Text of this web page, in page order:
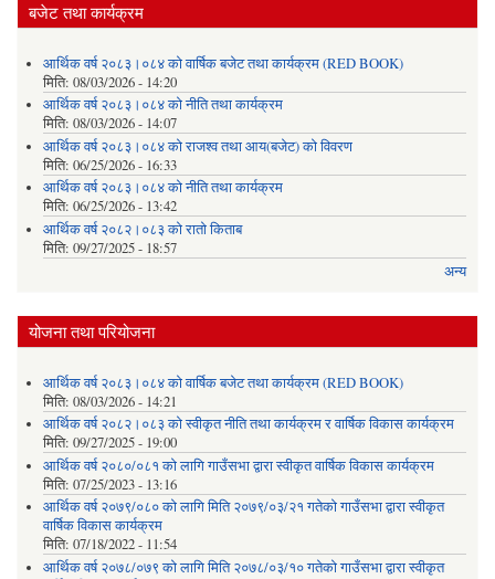
बजेट तथा कार्यक्रम
आर्थिक वर्ष २०८३।०८४ को वार्षिक बजेट तथा कार्यक्रम (RED BOOK)
मिति: 08/03/2026 - 14:20
आर्थिक वर्ष २०८३।०८४ को नीति तथा कार्यक्रम
मिति: 08/03/2026 - 14:07
आर्थिक वर्ष २०८३।०८४ को राजश्व तथा आय(बजेट) को विवरण
मिति: 06/25/2026 - 16:33
आर्थिक वर्ष २०८३।०८४ को नीति तथा कार्यक्रम
मिति: 06/25/2026 - 13:42
आर्थिक वर्ष २०८२।०८३ को रातो किताब
मिति: 09/27/2025 - 18:57
अन्य
योजना तथा परियोजना
आर्थिक वर्ष २०८३।०८४ को वार्षिक बजेट तथा कार्यक्रम (RED BOOK)
मिति: 08/03/2026 - 14:21
आर्थिक वर्ष २०८२।०८३ को स्वीकृत नीति तथा कार्यक्रम र वार्षिक विकास कार्यक्रम
मिति: 09/27/2025 - 19:00
आर्थिक वर्ष २०८०/०८१ को लागि गाउँसभा द्वारा स्वीकृत वार्षिक विकास कार्यक्रम
मिति: 07/25/2023 - 13:16
आर्थिक वर्ष २०७९/०८० को लागि मिति २०७९/०३/२१ गतेको गाउँसभा द्वारा स्वीकृत
वार्षिक विकास कार्यक्रम
मिति: 07/18/2022 - 11:54
आर्थिक वर्ष २०७८/०७९ को लागि मिति २०७८/०३/१० गतेको गाउँसभा द्वारा स्वीकृत